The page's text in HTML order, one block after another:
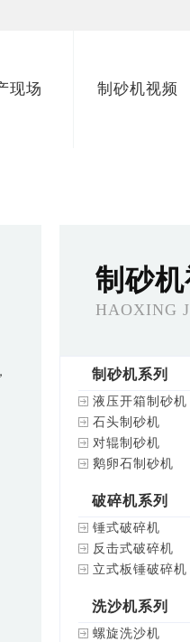
现场 制砂机视频
制砂
HAOXING
制砂机系列
液压开箱制砂机
石头制砂机
对辊制砂机
鹅卵石制砂机
破碎机系列
锤式破碎机
反击式破碎机
立式板锤破碎机
洗沙机系列
螺旋洗沙机